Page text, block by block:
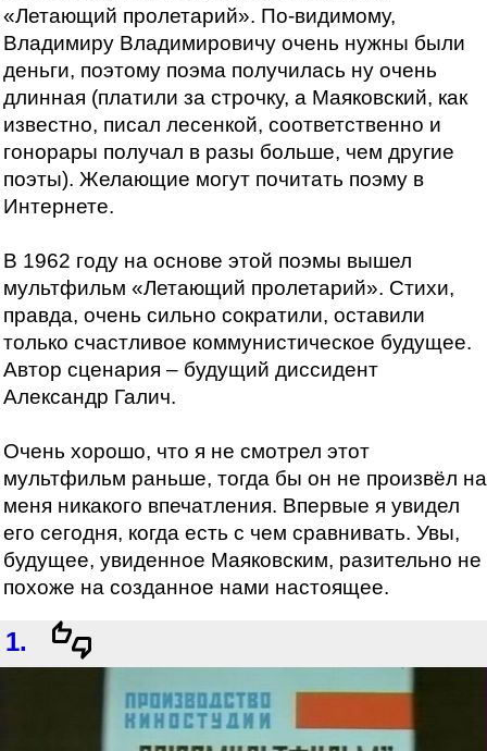
«Летающий пролетарий». По-видимому,
Владимиру Владимировичу очень нужны были
деньги, поэтому поэма получилась ну очень
длинная (платили за строчку, а Маяковский, как
известно, писал лесенкой, соответственно и
гонорары получал в разы больше, чем другие
поэты). Желающие могут почитать поэму в
Интернете.
В 1962 году на основе этой поэмы вышел
мультфильм «Летающий пролетарий». Стихи,
правда, очень сильно сократили, оставили
только счастливое коммунистическое будущее.
Автор сценария – будущий диссидент
Александр Галич.
Очень хорошо, что я не смотрел этот
мультфильм раньше, тогда бы он не произвёл на
меня никакого впечатления. Впервые я увидел
его сегодня, когда есть с чем сравнивать. Увы,
будущее, увиденное Маяковским, разительно не
похоже на созданное нами настоящее.
1.